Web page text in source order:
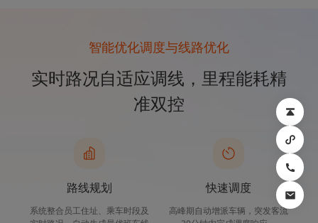
智能优化调度与线路优化
实时路况自适应调线，里程能耗精
准双控
路线规划
系统整合员工住址、乘车时段及
快速调度
高峰期自动增派车辆，突发客流